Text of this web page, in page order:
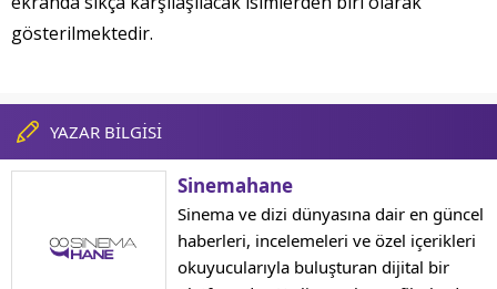
gösterilmektedir.
YAZAR BİLGİSİ
Sinemahane
Sinema ve dizi dünyasına dair en güncel
haberleri, incelemeleri ve özel içerikleri
okuyucularıyla buluşturan dijital bir